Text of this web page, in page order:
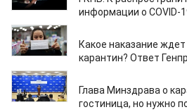
информации о COVID-
19.03.2020
Какое наказание
карантин? Ответ
19.03.2020
Глава Минздрава о
гостиница, но нужно